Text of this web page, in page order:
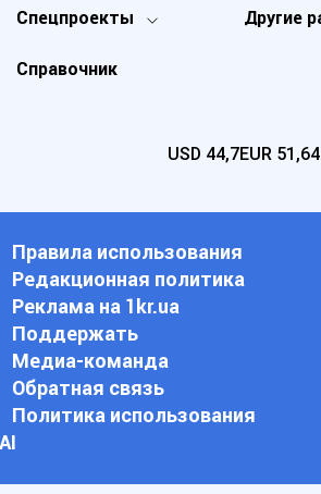
Спецпроекты Другие
Справочник
USD 44,7EUR 51,64
Правила использования
Редакционная политика
Реклама на 1kr.ua
Поддержать
Медиа-команда
Обратная связь
Политика использования
АI